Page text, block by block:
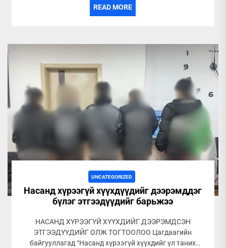
READ MORE
UNCATEGORIZED
Насанд хүрээгүй хүүхдүүдийг дээрэмддэг
бүлэг этгээдүүдийг барьжээ
НАСАНД ХҮРЭЭГҮЙ ХҮҮХДИЙГ ДЭЭРЭМДСЭН
ЭТГЭЭДҮҮДИЙГ ОЛЖ ТОГТООЛОО Цагдаагийн
байгууллагад “Насанд хүрээгүй хүүхдийг үл таних